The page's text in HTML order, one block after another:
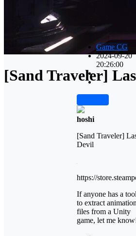
[Sand Traveler]
Game CG
2024-09-20
20:26:00
hoshi
[Sand Traveler]
Devil
https://
If anyone has a tool
to extract animation
files from a Unity
game, let me